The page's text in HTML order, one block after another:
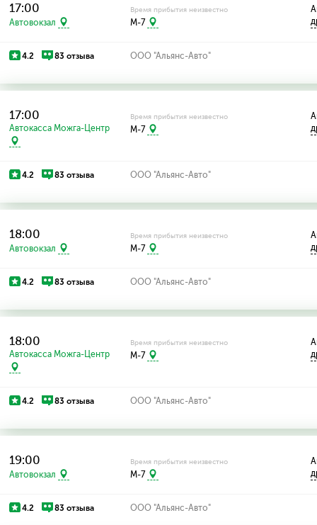
17:00
Автовокзал
Время прибытия неизвестно
M-7
4.2 83 отзыва ООО "Альянс-Авто"
17:00
Автокасса Можга-Центр
Время прибытия неизвестно
M-7
4.2 83 отзыва ООО "Альянс-Авто"
18:00
Автовокзал
Время прибытия неизвестно
M-7
4.2 83 отзыва ООО "Альянс-Авто"
18:00
Автокасса Можга-Центр
Время прибытия неизвестно
M-7
4.2 83 отзыва ООО "Альянс-Авто"
19:00
Автовокзал
Время прибытия неизвестно
M-7
4.2 83 отзыва ООО "Альянс-Авто"